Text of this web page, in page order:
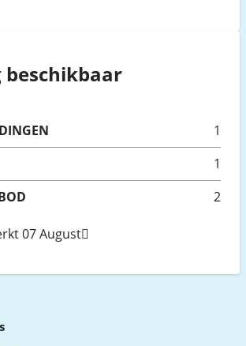
beschikbaar
1
1
2
07 August